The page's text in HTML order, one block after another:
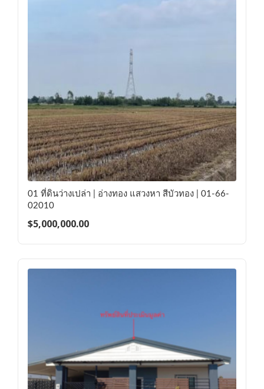
01 ที่ดินว่างเปล่า | อ่างทอง แสวงหา สีบัวทอง | 01-66-
02010
$5,000,000.00